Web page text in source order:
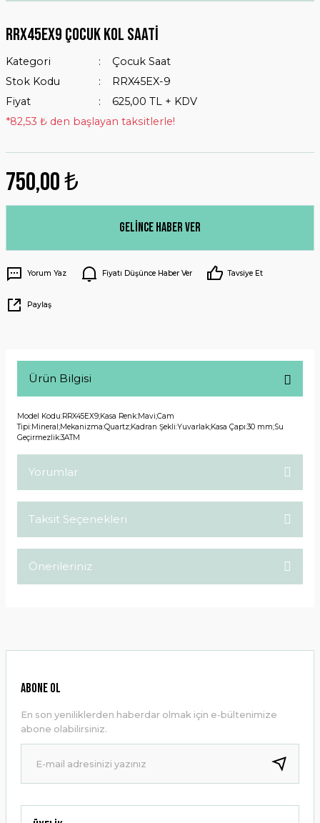
Rrx45ex9 Çocuk Kol Saati
Kategori
Çocuk Saat
Stok Kodu
RRX45EX-9
Fiyat
625,00 TL + KDV
*82,53 ₺ den başlayan taksitlerle!
750,00 ₺
Gelince Haber Ver
Yorum Yaz Fiyatı Düşünce Haber Ver Tavsiye Et
Paylaş
Ürün Bilgisi
Model Kodu:RRX45EX9;Kasa Renk:Mavi;Cam
Tipi:Mineral;Mekanizma:Quartz;Kadran Şekli:Yuvarlak;Kasa Çapı:30 mm;Su
Geçirmezlik:3ATM
Yorumlar
Taksit Seçenekleri
Önerileriniz
Ürün resmi kalitesiz, bozuk veya görüntülenemiyor.
Ürün bilgilerinde hatalar bulunuyor.
Ürün fiyatı diğer sitelerden daha pahalı.
Bu ürüne benzer farklı alternatifler olmalı.
ABONE OL
En son yeniliklerden haberdar olmak için e-bültenimize
abone olabilirsiniz.